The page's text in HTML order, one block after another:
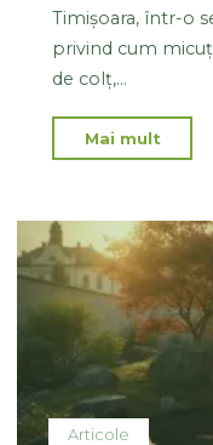
Timișoara, într-o
privind cum
de colț,…
Mai mult
Articole